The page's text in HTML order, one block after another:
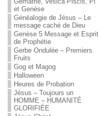
et Genèse
Généalogie de Jésus – Le
message caché de Dieu
Genèse 5 Message et Esprit
de Prophétie
Gerbe Ondulée – Premiers
Fruits
Gog et Magog
Halloween
Heures de Probation
Jésus – Toujours un
HOMME – HUMANITÉ
GLORIFIÉE